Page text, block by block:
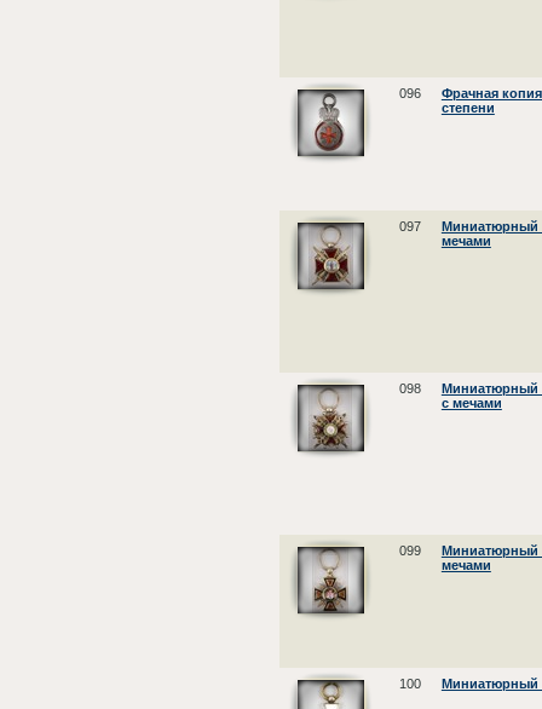
096
Фрачная
степени
097
Миниатюрный
мечами
098
Миниатюрный
с мечами
099
Миниатюрный
мечами
100 Миниатюрный